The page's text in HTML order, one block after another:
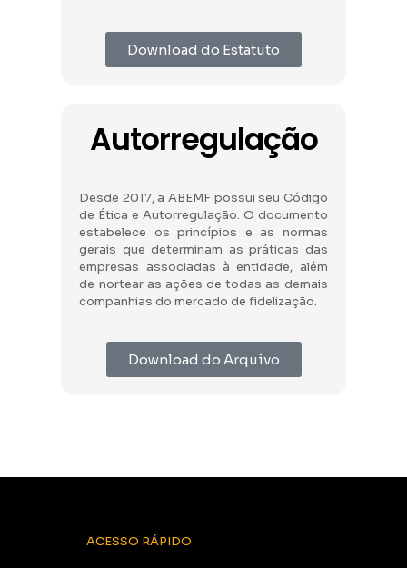
Download do Estatuto
Autorregulação
Desde 2017, a ABEMF possui seu Código
de Ética e Autorregulação. O documento
estabelece os princípios e as normas
gerais que determinam as práticas das
empresas associadas à entidade, além
de nortear as ações de todas as demais
companhias do mercado de fidelização.
Download do Arquivo
ACESSO RÁPIDO